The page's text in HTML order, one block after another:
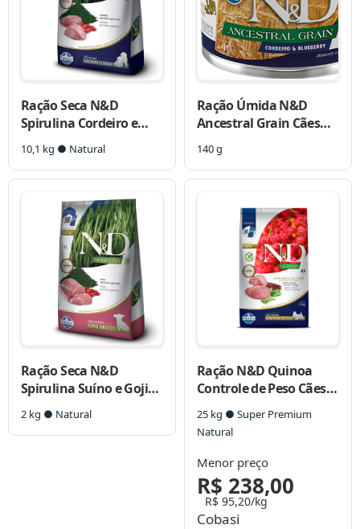
Ração Seca N&D
Spirulina Cordeiro e
Goji Berry para Cães
Filhotes de Raças
Médias e Grandes
10,1 kg ● Natural
Ração Úmida N&D
Ancestral Grain Cães
Blueberry
140 g
Ração Seca N&D
Spirulina Suíno e Goji
Berry para Cães
Filhotes de Raças Minis
2 kg ● Natural
Ração N&D Quinoa
Controle de Peso Cães
Adultos Raças Mini
Cordeiro
25 kg ● Super Premium
Natural
Menor preço
R$ 238,00
R$ 95,20/kg
Cobasi